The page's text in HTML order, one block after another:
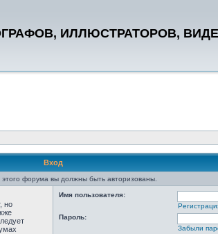
ИЛЛЮСТРАТОРОВ,
Вход
этого форума вы должны быть авторизованы.
но
Имя пользователя:
Пароль:
Забыли